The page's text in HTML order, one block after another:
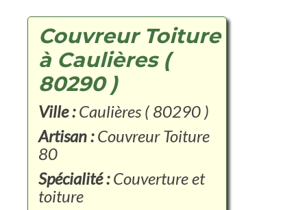
Couvreur Toiture
à Caulières (
80290 )
Ville :Caulières ( 80290 )
Artisan :Couvreur Toiture
80
Spécialité :Couverture et
toiture